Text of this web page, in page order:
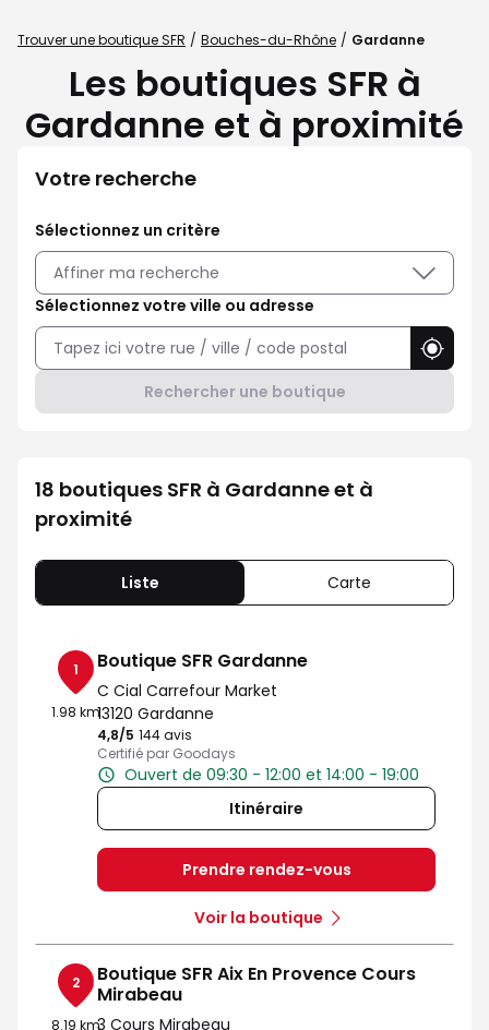
Trouver une boutique SFR Bouches-du-Rhône Gardanne
Les boutiques SFR à
Gardanne et à proximité
Votre recherche
Sélectionnez un critère
Affiner ma recherche
Sélectionnez votre ville ou adresse
Rechercher une boutique
18 boutiques SFR à Gardanne et à
proximité
Liste Carte
1
1.98 km
Boutique SFR Gardanne
C Cial Carrefour Market
13120 Gardanne
4,8/5 Note de 4.8 sur 5
144 avis
Certifié par Goodays
Ouvert de 09:30 - 12:00 et 14:00 - 19:00
Itinéraire
Prendre rendez-vous
Voir la boutique
2
8.19 km
Boutique SFR Aix En Provence Cours
Mirabeau
3 Cours Mirabeau